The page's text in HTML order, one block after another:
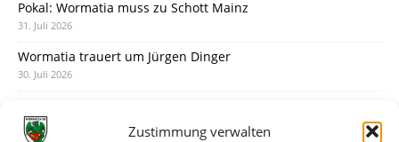
Zustimmung verwalten
Pokal: Wormatia muss zu Schott Mainz
31. Juli 2026
Wormatia trauert um Jürgen Dinger
30. Juli 2026
28. Juli 2026